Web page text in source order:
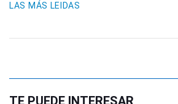
LAS MÁS LEIDAS
TE PUEDE INTERESAR